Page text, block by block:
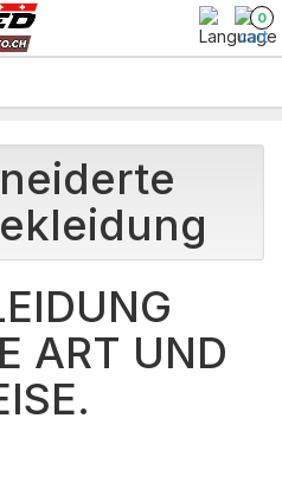
0
ART UND